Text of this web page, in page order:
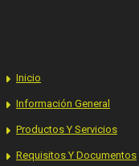
Inicio
Información General
Productos Y Servicios
Requisitos Y Documentos